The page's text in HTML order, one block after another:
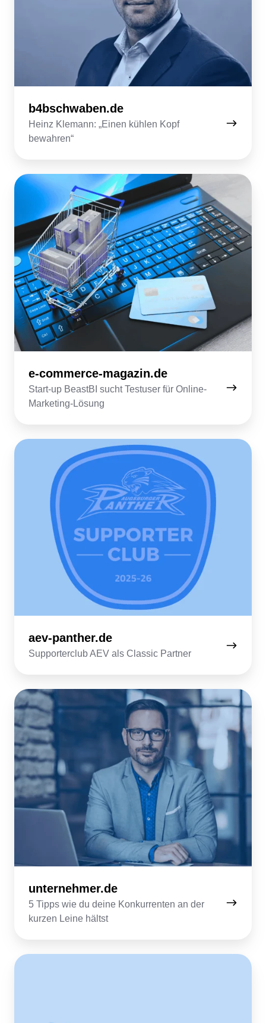
b4bschwaben.de
Heinz Klemann: „Einen kühlen Kopf
bewahren“
e-commerce-magazin.de
Start-up BeastBI sucht Testuser für Online-
Marketing-Lösung
e-
commerce-
magazin.de
aev-panther.de
Supporterclub AEV als Classic Partner
aev-
panther.de
unternehmer.de
5 Tipps wie du deine Konkurrenten an der
kurzen Leine hältst
unternehmer.de
blog.featured.com